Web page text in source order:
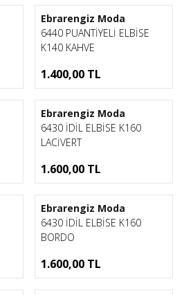
Ebrarengiz Moda
6440 PUANTİYELİ ELBİSE
K140 KAHVE
1.400,00 TL
1 1
Ebrarengiz Moda
6430 İDİL ELBİSE K160
LACİVERT
1.600,00 TL
1 1
Ebrarengiz Moda
6430 İDİL ELBİSE K160
BORDO
1.600,00 TL
1 1